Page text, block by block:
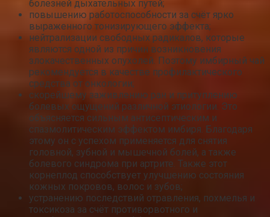
болезней дыхательных путей;
повышению работоспособности за счёт ярко
выраженного тонизирующего эффекта;
нейтрализации свободных радикалов, которые
являются одной из причин возникновения
злокачественных опухолей. Поэтому имбирный чай
рекомендуется в качестве профилактического
средства от онкологии;
скорейшему заживлению ран и притуплению
болевых ощущений различной этиологии. Это
объясняется сильным антисептическим и
спазмолитическим эффектом имбиря. Благодаря
этому он с успехом применяется для снятия
головной, зубной и мышечной болей, а также
болевого синдрома при артрите. Также этот
корнеплод способствует улучшению состояния
кожных покровов, волос и зубов;
устранению последствий отравления, похмелья и
токсикоза за счёт противорвотного и